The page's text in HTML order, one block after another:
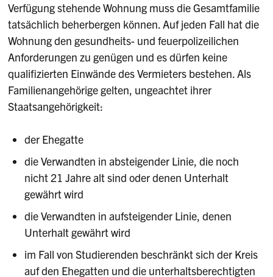
Verfügung stehende Wohnung muss die Gesamtfamilie
tatsächlich beherbergen können. Auf jeden Fall hat die
Wohnung den gesundheits- und feuerpolizeilichen
Anforderungen zu genügen und es dürfen keine
qualifizierten Einwände des Vermieters bestehen. Als
Familienangehörige gelten, ungeachtet ihrer
Staatsangehörigkeit:
der Ehegatte
die Verwandten in absteigender Linie, die noch
nicht 21 Jahre alt sind oder denen Unterhalt
gewährt wird
die Verwandten in aufsteigender Linie, denen
Unterhalt gewährt wird
im Fall von Studierenden beschränkt sich der Kreis
auf den Ehegatten und die unterhaltsberechtigten